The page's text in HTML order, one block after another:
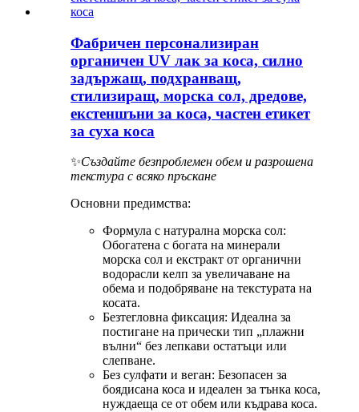
Фабричен персонализиран
органичен UV лак за коса, силно
задържащ, подхранващ,
стилизиращ, морска сол, дредове,
екстеншъни за коса, частен етикет
за суха коса
✨Създайте безпроблемен обем и разрошена
текстура с всяко пръскане
Основни предимства:
Формула с натурална морска сол:
Обогатена с богата на минерали
морска сол и екстракт от органични
водорасли келп за увеличаване на
обема и подобряване на текстурата на
косата.
‌Безтегловна фиксация‌: Идеална за
постигане на прически тип „плажни
вълни“ без лепкави остатъци или
слепване.
Без сулфати и веган: Безопасен за
боядисана коса и идеален за тънка коса,
нуждаеща се от обем или къдрава коса.